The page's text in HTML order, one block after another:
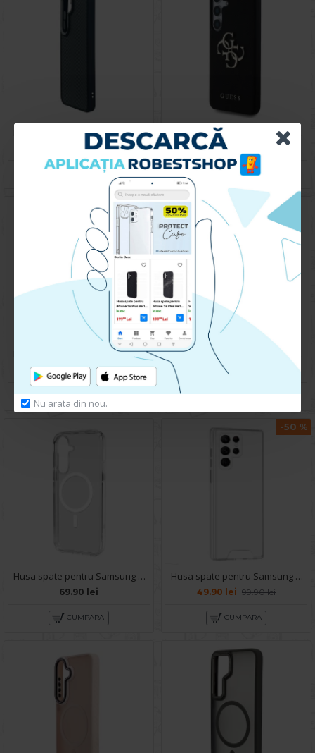
Nu arata din nou.
Husa spate pentru Samsung Galaxy S25 Motor X Case - Negru
119.90 lei
CUMPARA
Husa spate pentru Samsung Galaxy S25 Guess Metal Logo - Negru
249.90 lei
CUMPARA
Husa spate pentru Samsung Galaxy S25 Space Magsafe
119.90 lei
CUMPARA
Husa spate pentru Samsung Galaxy S25 Berlia Magsafe Series - Transparent
199.90 lei
CUMPARA
Husa spate pentru Samsung Galaxy S25 - Clear Magsafe
69.90 lei
CUMPARA
-50 %
Husa spate pentru Samsung Galaxy S25 Ultra - Space Case
49.90 lei 99.90 lei
CUMPARA